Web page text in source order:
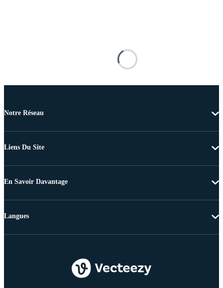
Notre Réseau
Liens Du Site
En Savoir Davantage
Langues